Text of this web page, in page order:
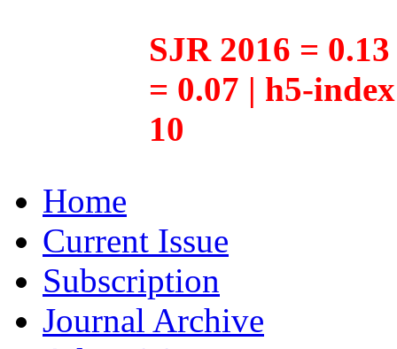
SJR 2016 =
= 0.07 | h5-
10
Home
Current Issue
Subscription
Journal Archive